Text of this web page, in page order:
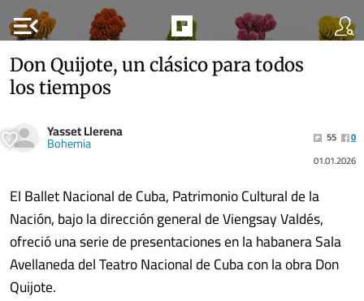
menu_open
Don Quijote, un clásico para todos
los tiempos
Yasset Llerena
Bohemia 55
0
01.01.2026
El Ballet Nacional de Cuba, Patrimonio Cultural de la
Nación, bajo la dirección general de Viengsay Valdés,
ofreció una serie de presentaciones en la habanera Sala
Avellaneda del Teatro Nacional de Cuba con la obra Don
Quijote.